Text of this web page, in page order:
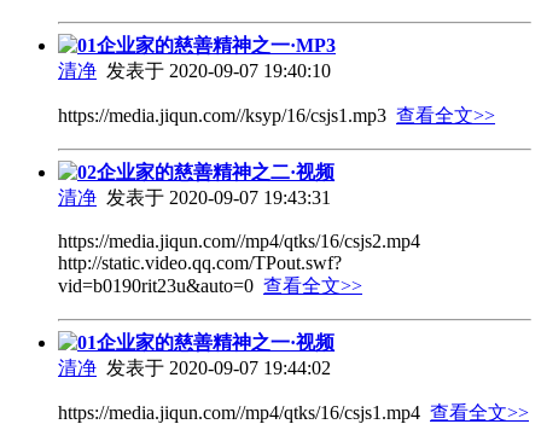
01企业家的慈善精神之一·MP3
清净 发表于 2020-09-07 19:40:10
https://media.jiqun.com//ksyp/16/csjs1.mp3 查看全文>>
02企业家的慈善精神之二·视频
清净 发表于 2020-09-07 19:43:31
https://media.jiqun.com//mp4/qtks/16/csjs2.mp4
http://static.video.qq.com/TPout.swf?
vid=b0190rit23u&auto=0 查看全文>>
01企业家的慈善精神之一·视频
清净 发表于 2020-09-07 19:44:02
https://media.jiqun.com//mp4/qtks/16/csjs1.mp4 查看全文>>